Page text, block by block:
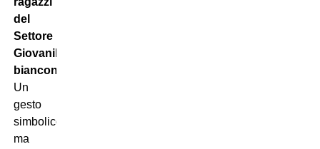
del
Settore
Giovanile
bianconero
Un
gesto
simbolico
ma